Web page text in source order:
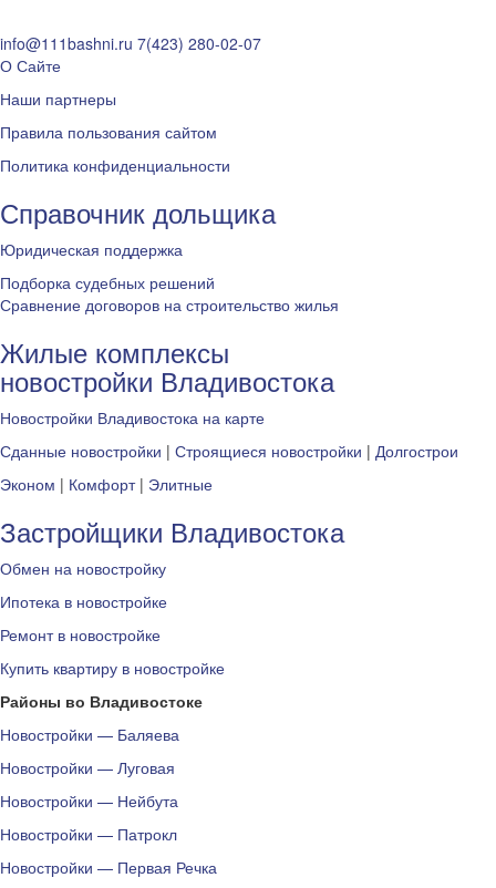
info@111bashni.ru 7(423) 280-02-07
О Сайте
Наши партнеры
Правила пользования сайтом
Политика конфиденциальности
Справочник дольщика
Юридическая поддержка
Подборка судебных решений
Сравнение договоров на строительство жилья
Жилые комплексы
новостройки Владивостока
Новостройки Владивостока на карте
Сданные новостройки | Строящиеся новостройки | Долгострои
Эконом | Комфорт| Элитные
Застройщики Владивостока
Обмен на новостройку
Ипотека в новостройке
Ремонт в новостройке
Купить квартиру в новостройке
Районы во Владивостоке
Новостройки — Баляева
Новостройки — Луговая
Новостройки — Нейбута
Новостройки — Патрокл
Новостройки — Первая Речка